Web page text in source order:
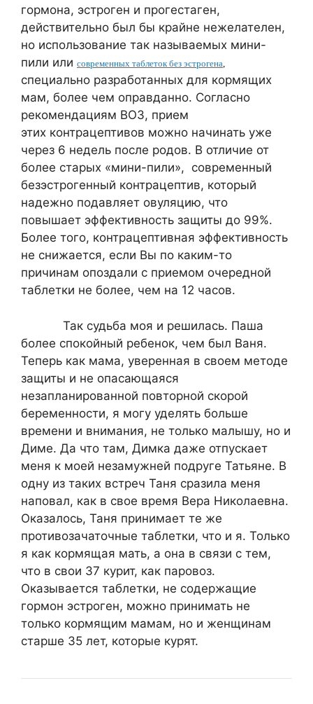
гормона, эстроген и прогестаген,
действительно был бы крайне нежелателен,
но использование так называемых мини-
пили или современных таблеток без эстрoгена,
специально разработанных для кормящих
мам, более чем оправданно. Согласно
рекомендациям ВОЗ, прием
этих контрацептивов можно начинать уже
через 6 недель после родов. В отличие от
более старых «мини-пили», современный
безэстрогенный контрацептив, который
надежно подавляет овуляцию, что
повышает эффективность защиты до 99%.
Более того, контрацептивная эффективность
не снижается, если Вы по каким-то
причинам опоздали с приемом очередной
таблетки не более, чем на 12 часов.
Так судьба моя и решилась. Паша
более спокойный ребенок, чем был Ваня.
Теперь как мама, уверенная в своем методе
защиты и не опасающаяся
незапланированной повторной скорой
беременности, я могу уделять больше
времени и внимания, не только малышу, но и
Диме. Да что там, Димка даже отпускает
меня к моей незамужней подруге Татьяне. В
одну из таких встреч Таня сразила меня
наповал, как в свое время Вера Николаевна.
Оказалось, Таня принимает те же
противозачаточные таблетки, что и я. Только
я как кормящая мать, а она в связи с тем,
что в свои 37 курит, как паровоз.
Оказывается таблетки, не содержащие
гормон эстроген, можно принимать не
только кормящим мамам, но и женщинам
старше 35 лет, которые курят.